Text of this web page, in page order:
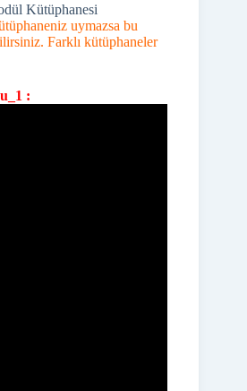
Kütüphanesi
uymazsa bu
Farklı kütüphaneler
: